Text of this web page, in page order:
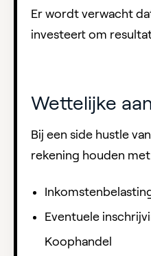
Er wordt verwacht
investeert om
Wettelijke
Bij een side hustle
rekening houden
Eventuele
Koophandel